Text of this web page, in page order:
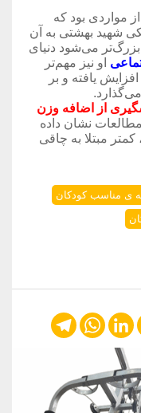
مواردی بود که
شهید بهشتی به آن
می‌شود دنیای
او نیز مهم‌تر
یافته و بر
از اضافه وزن
نشان داده
کمتر مبتلا به چاقی
ی مناسب کودکان
LinkedIn
WhatsApp
Telegram